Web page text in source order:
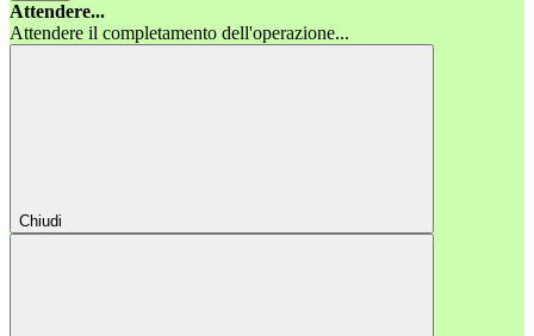
Attendere...
Attendere il completamento dell'operazione...
Chiudi